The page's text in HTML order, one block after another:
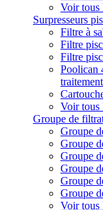
Voir tous
Surpresseurs
Filtre à
Filtre
Filtre
Poolican
traitement
Voir tous
Groupe de
Groupe
Groupe
Groupe
Groupe
Groupe
Groupe
Voir tous